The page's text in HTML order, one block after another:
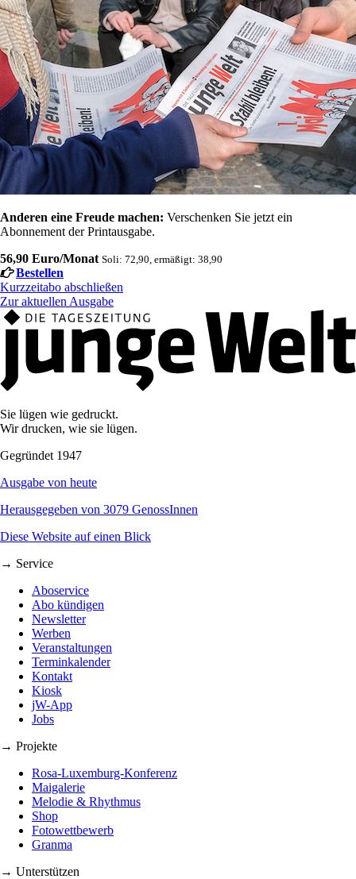
Anderen eine Freude machen: Verschenken Sie jetzt ein
Abonnement der Printausgabe.
56,90 Euro/Monat Soli: 72,90, ermäßigt: 38,90
Bestellen
Kurzzeitabo abschließen
Zur aktuellen Ausgabe
Sie lügen wie gedruckt.
Wir drucken, wie sie lügen.
Gegründet 1947
Ausgabe von heute
Herausgegeben von 3079 GenossInnen
Diese Website auf einen Blick
→ Service
Aboservice
Abo kündigen
Newsletter
Werben
Veranstaltungen
Terminkalender
Kontakt
Kiosk
jW-App
Jobs
→ Projekte
Rosa-Luxemburg-Konferenz
Maigalerie
Melodie & Rhythmus
Shop
Fotowettbewerb
Granma
→ Unterstützen